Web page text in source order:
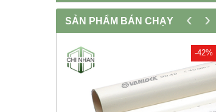
SẢN PHẨM BÁN CHẠY
-42%
‹ ›